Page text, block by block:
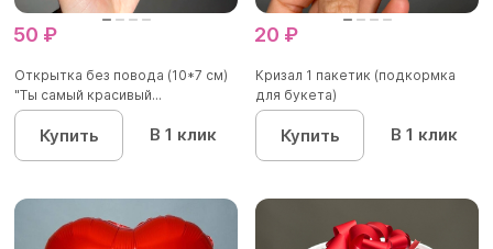
50 ₽
Открытка без повода (10*7 см)
"Ты самый красивый...
Купить В 1 клик
20 ₽
Кризал 1 пакетик (подкормка
для букета)
Купить В 1 клик